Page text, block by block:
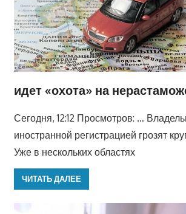
идет «охота» на
Сегодня, 12:12 Просмотров: …
иностранной регистрацией грозят
Уже в нескольких областях
ЧИТАТЬ ДАЛЕЕ